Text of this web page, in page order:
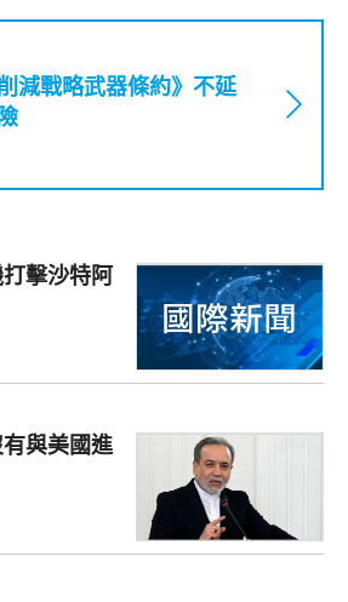
減戰略武器條約》不延
擊沙特阿
與美國進